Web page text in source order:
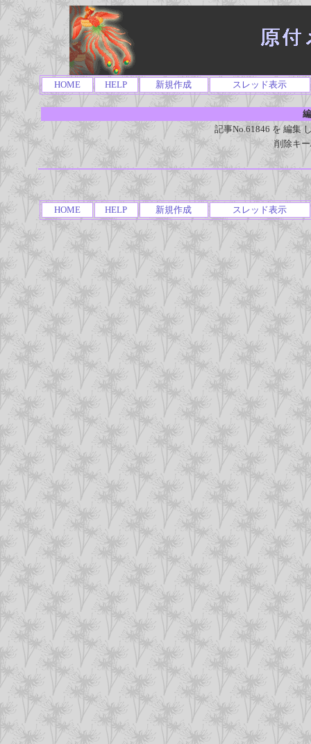
HOME HELP 新規作成 スレッド表示
記事No.61846 を 編集
削除キ
HOME HELP 新規作成 スレッド表示